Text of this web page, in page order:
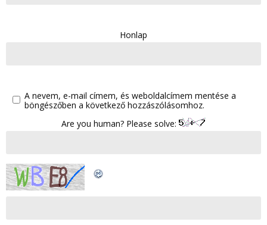
Honlap
A nevem, e-mail címem, és weboldalcímem mentése a
böngészőben a következő hozzászólásomhoz.
Are you human? Please solve: